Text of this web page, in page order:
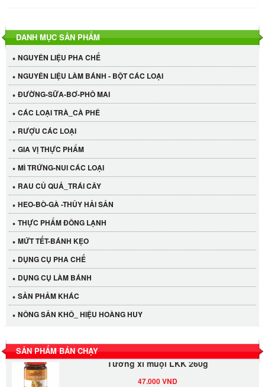
DANH MỤC SẢN PHẨM
NGUYÊN LIỆU PHA CHẾ
NGUYÊN LIỆU LÀM BÁNH - BỘT CÁC LOẠI
ĐƯỜNG-SỮA-BƠ-PHÔ MAI
CÁC LOẠI TRÀ_CÀ PHÊ
RƯỢU CÁC LOẠI
GIA VỊ THỰC PHẨM
MÌ TRỨNG-NUI CÁC LOẠI
RAU CỦ QUẢ_TRÁI CÂY
HEO-BÒ-GÀ -THỦY HẢI SẢN
THỰC PHẨM ĐÔNG LẠNH
MỨT TẾT-BÁNH KẸO
DỤNG CỤ PHA CHẾ
DỤNG CỤ LÀM BÁNH
SẢN PHẢM KHÁC
NÔNG SẢN KHÔ_ HIỆU HOÀNG HUY
SẢN PHẨM BÁN CHẠY
LỐC 12 HỦ Tương xí muội LKK 260g
Tương xí muội LKK 260g